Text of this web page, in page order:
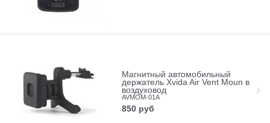
Магнитный автомобильный
держатель Xvida Air Vent Moun в
воздуховод
AVMOM-01A
850 руб